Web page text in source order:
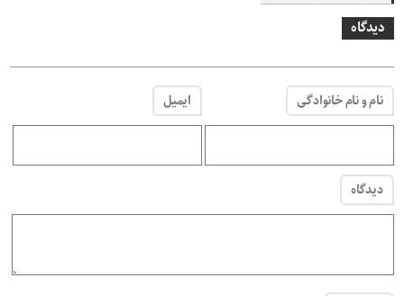
دیدگاه
نام و نام خانوادگی ایمیل
دیدگاه